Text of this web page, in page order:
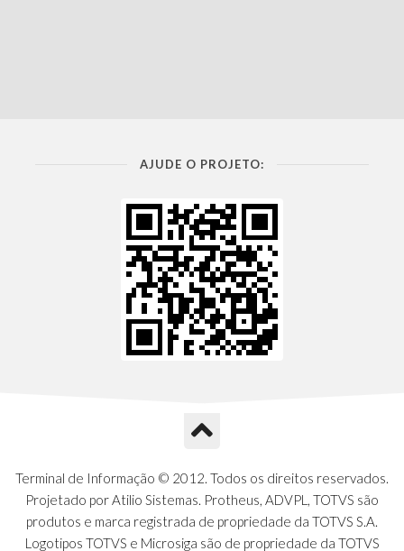
AJUDE O PROJETO:
Terminal de Informação © 2012. Todos os direitos reservados.
Projetado por Atilio Sistemas. Protheus, ADVPL, TOTVS são
produtos e marca registrada de propriedade da TOTVS S.A.
Logotipos TOTVS e Microsiga são de propriedade da TOTVS